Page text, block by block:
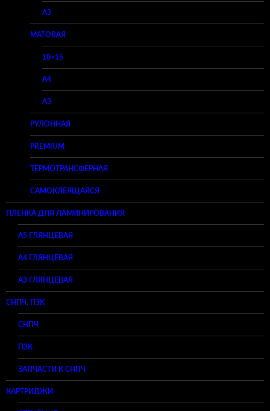
A3
МАТОВАЯ
10×15
A4
A3
РУЛОННАЯ
PREMIUM
ТЕРМОТРАНСФЕРНАЯ
САМОКЛЕЯЩАЯСЯ
ПЛЕНКА ДЛЯ ЛАМИНИРОВАНИЯ
A5 ГЛЯНЦЕВАЯ
А4 ГЛЯНЦЕВАЯ
A3 ГЛЯНЦЕВАЯ
СНПЧ, ПЗК
СНПЧ
ПЗК
ЗАПЧАСТИ К СНПЧ
КАРТРИДЖИ